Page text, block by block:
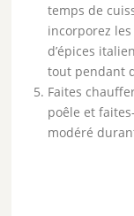
temps de
incorporez les
d’épices
tout pendant
Faites
poêle et
modéré